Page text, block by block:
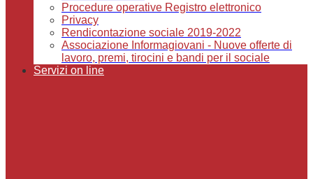
Procedure operative Registro elettronico
Privacy
Rendicontazione sociale 2019-2022
Associazione Informagiovani - Nuove offerte di
lavoro, premi, tirocini e bandi per il sociale
Servizi on line